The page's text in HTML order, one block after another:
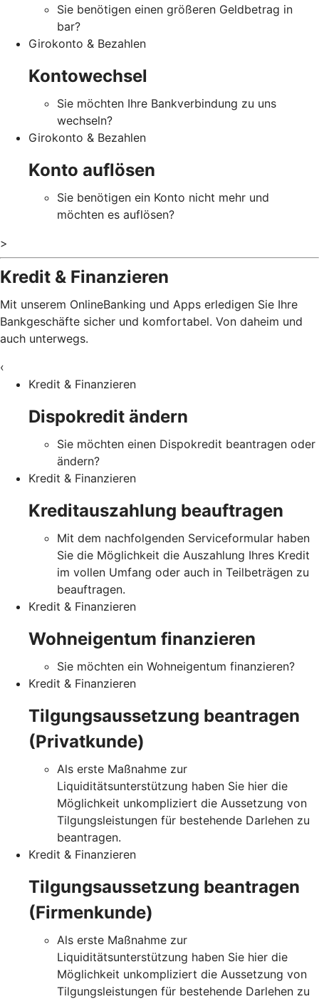
Sie benötigen einen größeren Geldbetrag in
bar?
Girokonto & Bezahlen
Kontowechsel
Sie möchten Ihre Bankverbindung zu uns
wechseln?
Girokonto & Bezahlen
Konto auflösen
Sie benötigen ein Konto nicht mehr und
möchten es auflösen?
>
Kredit & Finanzieren
Mit unserem OnlineBanking und Apps erledigen Sie Ihre
Bankgeschäfte sicher und komfortabel. Von daheim und
auch unterwegs.
‹
Kredit & Finanzieren
Dispokredit ändern
Sie möchten einen Dispokredit beantragen oder
ändern?
Kredit & Finanzieren
Kreditauszahlung beauftragen
Mit dem nachfolgenden Serviceformular haben
Sie die Möglichkeit die Auszahlung Ihres Kredit
im vollen Umfang oder auch in Teilbeträgen zu
beauftragen.
Kredit & Finanzieren
Wohneigentum finanzieren
Sie möchten ein Wohneigentum finanzieren?
Kredit & Finanzieren
Tilgungsaussetzung beantragen
(Privatkunde)
Als erste Maßnahme zur
Liquiditätsunterstützung haben Sie hier die
Möglichkeit unkompliziert die Aussetzung von
Tilgungsleistungen für bestehende Darlehen zu
beantragen.
Kredit & Finanzieren
Tilgungsaussetzung beantragen
(Firmenkunde)
Als erste Maßnahme zur
Liquiditätsunterstützung haben Sie hier die
Möglichkeit unkompliziert die Aussetzung von
Tilgungsleistungen für bestehende Darlehen zu